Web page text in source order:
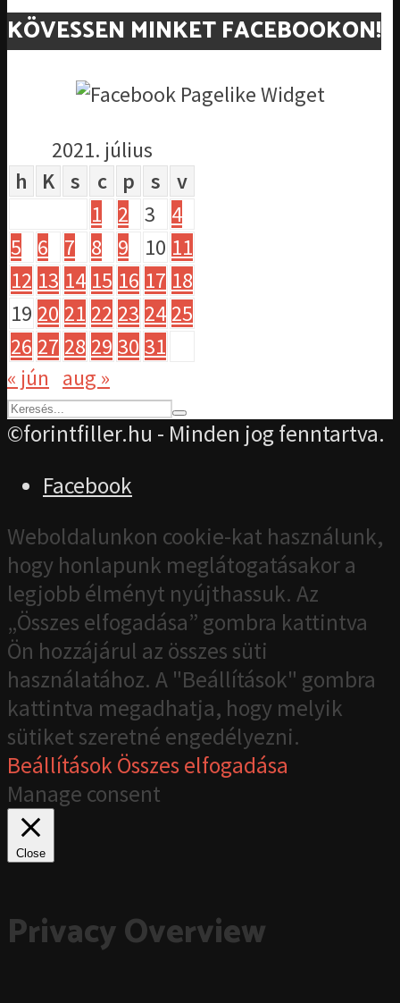
KÖVESSEN MINKET FACEBOOKON!
2021. július
h
K s c p s
v
1
2 3
4
5
6 7 8 9 10 11
12 13 14 15 16 17 18
19 20 21 22 23 24 25
26 27 28 29 30 31
« jún aug »
©forintfiller.hu - Minden jog fenntartva.
Facebook
Weboldalunkon cookie-kat használunk,
hogy honlapunk meglátogatásakor a
legjobb élményt nyújthassuk. Az
„Összes elfogadása” gombra kattintva
Ön hozzájárul az összes süti
használatához. A "Beállítások" gombra
kattintva megadhatja, hogy melyik
sütiket szeretné engedélyezni.
BeállításokÖsszes elfogadása
Manage consent
Close
Privacy Overview